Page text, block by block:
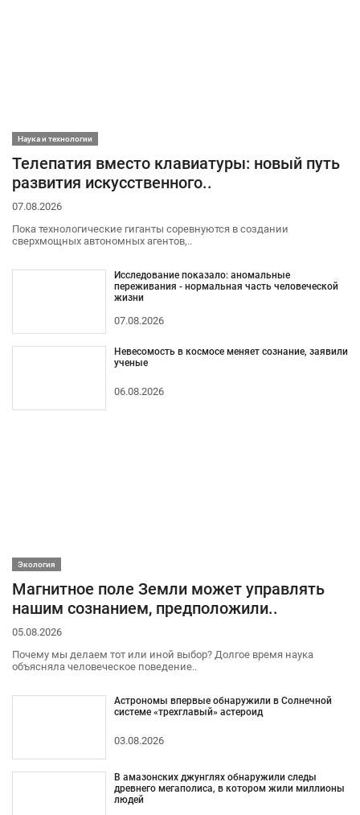
Наука и технологии
Телепатия вместо клавиатуры: новый путь
развития искусственного..
07.08.2026
Пока технологические гиганты соревнуются в создании
сверхмощных автономных агентов,..
Исследование показало: аномальные
переживания - нормальная часть человеческой
жизни
07.08.2026
Невесомость в космосе меняет сознание, заявили
ученые
06.08.2026
Экология
Магнитное поле Земли может управлять
нашим сознанием, предположили..
05.08.2026
Почему мы делаем тот или иной выбор? Долгое время наука
объясняла человеческое поведение..
Астрономы впервые обнаружили в Солнечной
системе «трехглавый» астероид
03.08.2026
В амазонских джунглях обнаружили следы
древнего мегаполиса, в котором жили миллионы
людей